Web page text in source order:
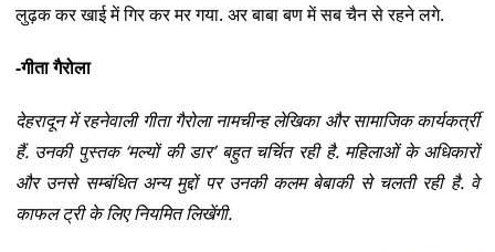
लुढ़क कर खाई में गिर कर मर गया. अर बाबा बण में सब चैन से रहने लगे.
-गीता गैरोला
देहरादून में रहनेवाली गीता गैरोला नामचीन्ह लेखिका और सामाजिक कार्यकर्त्री
हैं. उनकी पुस्तक ‘मल्यों की डार’ बहुत चर्चित रही है. महिलाओं के अधिकारों
और उनसे सम्बंधित अन्य मुद्दों पर उनकी कलम बेबाकी से चलती रही है. वे
काफल ट्री के लिए नियमित लिखेंगी.